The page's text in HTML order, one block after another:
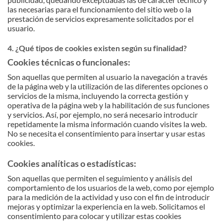
las necesarias para el funcionamiento del sitio web o la
prestación de servicios expresamente solicitados por el
usuario.
4. ¿Qué tipos de cookies existen según su finalidad?
Cookies técnicas o funcionales:
Son aquellas que permiten al usuario la navegación a través
de la página web y la utilización de las diferentes opciones o
servicios de la misma, incluyendo la correcta gestión y
operativa de la página web y la habilitación de sus funciones
y servicios. Así, por ejemplo, no será necesario introducir
repetidamente la misma información cuando visites la web.
No se necesita el consentimiento para insertar y usar estas
cookies.
Cookies analíticas o estadísticas:
Son aquellas que permiten el seguimiento y análisis del
comportamiento de los usuarios de la web, como por ejemplo
para la medición de la actividad y uso con el fin de introducir
mejoras y optimizar la experiencia en la web. Solicitamos el
consentimiento para colocar y utilizar estas cookies